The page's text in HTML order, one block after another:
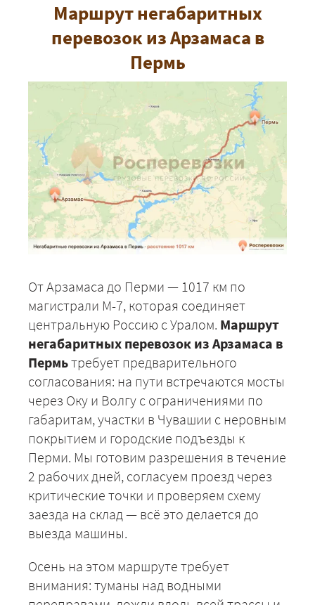
Маршрут негабаритных
перевозок из Арзамаса в
Пермь
От Арзамаса до Перми — 1017 км по
магистрали М-7, которая соединяет
центральную Россию с Уралом. Маршрут
негабаритных перевозок из Арзамаса в
Пермьтребует предварительного
согласования: на пути встречаются мосты
через Оку и Волгу с ограничениями по
габаритам, участки в Чувашии с неровным
покрытием и городские подъезды к
Перми. Мы готовим разрешения в течение
2 рабочих дней, согласуем проезд через
критические точки и проверяем схему
заезда на склад — всё это делается до
выезда машины.
Осень на этом маршруте требует
внимания: туманы над водными